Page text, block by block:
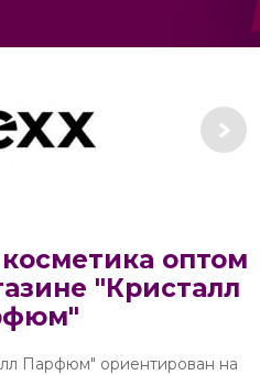
оптом
"Кристалл
Парфюм" ориентирован на